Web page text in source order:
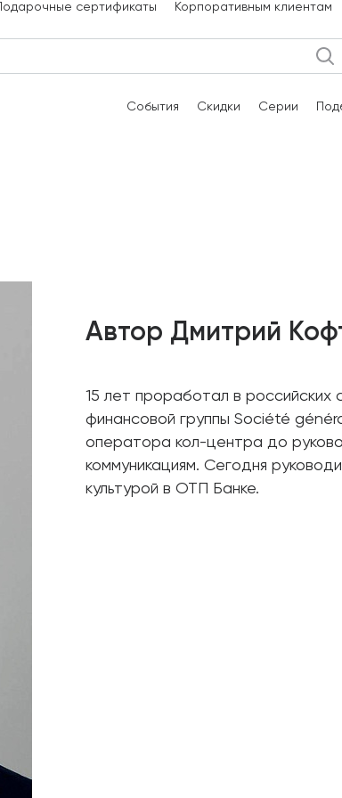
Подарочные сертификаты Корпоративным клиентам
События Скидки Серии
Автор Дмитрий
15 лет проработал в
финансовой группы Société
оператора кол-центра до
коммуникациям. Сегодня
культурой в ОТП Банке.